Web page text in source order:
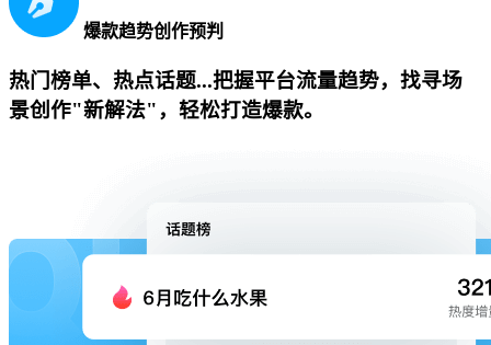
爆款趋势创作预判
热门榜单、热点话题...把握平台流量趋势，找寻场
景创作"新解法"，轻松打造爆款。